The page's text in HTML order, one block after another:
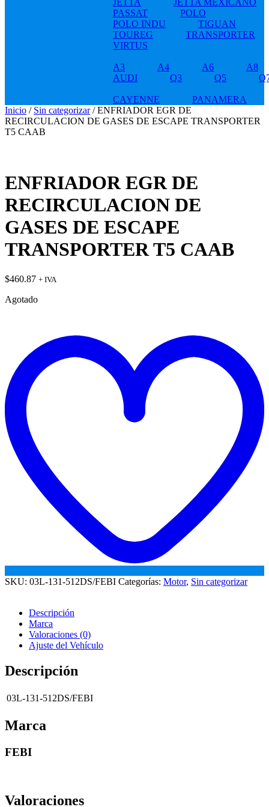
JETTA
JETTA MEXICANO
PASSAT
POLO
POLO INDU
TIGUAN
TOUREG
TRANSPORTER
VIRTUS
A3 A4 A6
A8
AUDI
Q3 Q5
CAYENNE
PANAMERA
Inicio / Sin categorizar/ ENFRIADOR EGR DE
RECIRCULACION DE GASES DE ESCAPE TRANSPORTER
T5 CAAB
ENFRIADOR EGR DE
RECIRCULACION DE
GASES DE ESCAPE
TRANSPORTER T5 CAAB
$460.87 + IVA
Agotado
SKU: 03L-131-512DS/FEBI Categorías: Motor, Sin categorizar
Descripción
Marca
Valoraciones (0)
Ajuste del Vehículo
Descripción
03L-131-512DS/FEBI
Marca
FEBI
Valoraciones